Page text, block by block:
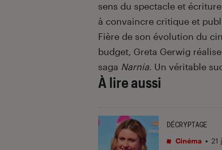
sens du spectacle et
à convaincre critique et
Fière de son évolution du
budget, Greta Gerwig
saga Narnia. Un véritable
À lire aussi
DÉCRYPTAGE
Cinéma • 21